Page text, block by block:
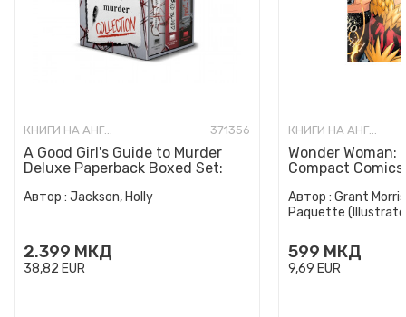
КНИГИ НА АНГЛИСКИ ЈАЗИК 371356
A Good Girl's Guide to Murder
Deluxe Paperback Boxed Set:
Автор : Jackson, Holly
2.399 МКД
38,82 EUR
КНИГИ НА АНГЛИСКИ ЈАЗИК
Wonder Woman:
Compact
Автор : Grant
Paquette
599 МКД
9,69 EUR